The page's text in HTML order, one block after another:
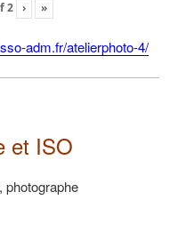
2 › »
adm.fr/atelierphoto-4/
et ISO
photographe